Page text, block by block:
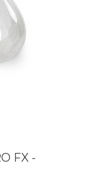
FX -